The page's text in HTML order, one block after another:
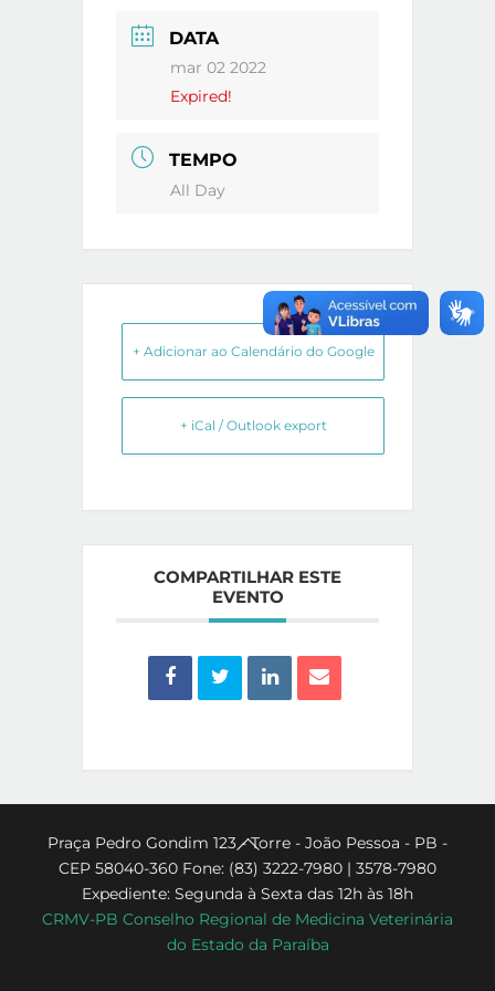
DATA
mar 02 2022
Expired!
TEMPO
All Day
+ Adicionar ao Calendário do Google
+ iCal / Outlook export
COMPARTILHAR ESTE
EVENTO
Back
To
Top
Praça Pedro Gondim 123 - Torre - João Pessoa - PB -
CEP 58040-360 Fone: (83) 3222-7980 | 3578-7980
Expediente: Segunda à Sexta das 12h às 18h
CRMV-PB Conselho Regional de Medicina Veterinária
do Estado da Paraíba